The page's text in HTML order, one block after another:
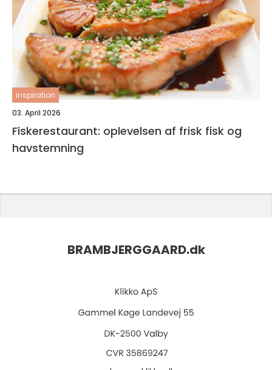
inspiration
03. April 2026
Fiskerestaurant: oplevelsen af frisk fisk og
havstemning
BRAMBJERGGAARD.dk